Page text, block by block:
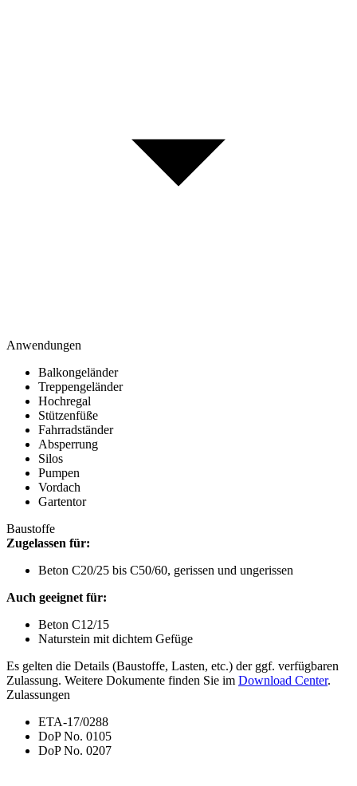
Anwendungen
Balkongeländer
Treppengeländer
Hochregal
Stützenfüße
Fahrradständer
Absperrung
Silos
Pumpen
Vordach
Gartentor
Baustoffe
Zugelassen für:
Beton C20/25 bis C50/60, gerissen und ungerissen
Auch geeignet für:
Beton C12/15
Naturstein mit dichtem Gefüge
Es gelten die Details (Baustoffe, Lasten, etc.) der ggf. verfügbaren
Zulassung. Weitere Dokumente finden Sie im Download Center.
Zulassungen
ETA-17/0288
DoP No. 0105
DoP No. 0207